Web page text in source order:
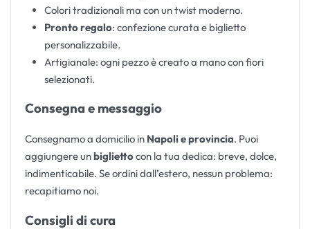
Colori tradizionali ma con un twist moderno.
Pronto regalo: confezione curata e biglietto
personalizzabile.
Artigianale: ogni pezzo è creato a mano con fiori
selezionati.
Consegna e messaggio
Consegnamo a domicilio in Napoli e provincia. Puoi
aggiungere unbigliettocon la tua dedica: breve, dolce,
indimenticabile. Se ordini dall’estero, nessun problema:
recapitiamo noi.
Consigli di cura